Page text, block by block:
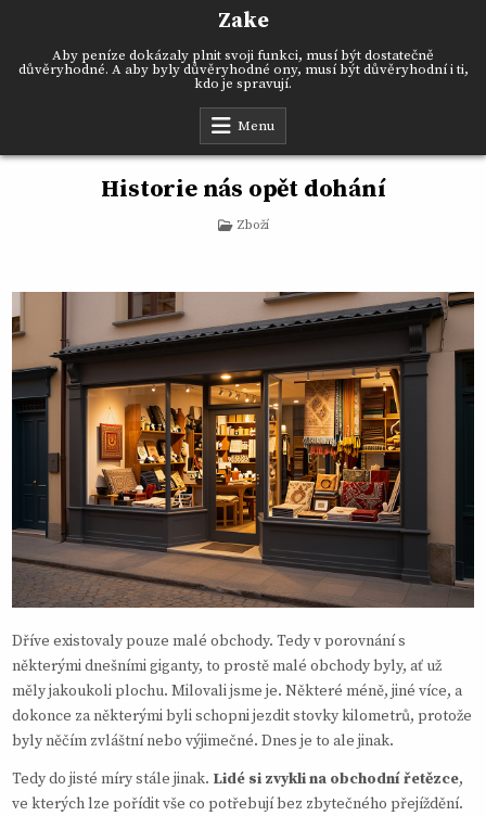
Zake
Aby peníze dokázaly plnit svoji funkci, musí být dostatečně
důvěryhodné. A aby byly důvěryhodné ony, musí být důvěryhodní i ti,
kdo je spravují.
Menu
Historie nás opět dohání
Posted
Zboží
Dříve existovaly pouze malé obchody. Tedy v porovnání s
některými dnešními giganty, to prostě malé obchody byly, ať už
měly jakoukoli plochu. Milovali jsme je. Některé méně, jiné více, a
dokonce za některými byli schopni jezdit stovky kilometrů, protože
byly něčím zvláštní nebo výjimečné. Dnes je to ale jinak.
Tedy do jisté míry stále jinak. Lidé si zvykli na obchodní řetězce,
ve kterých lze pořídit vše co potřebují bez zbytečného přejíždění.